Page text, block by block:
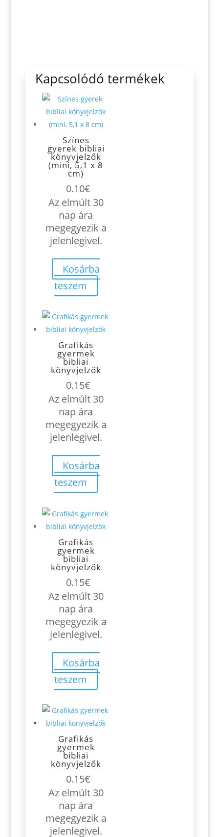
Kapcsolódó termékek
Színes
gyerek bibliai
könyvjelzők
(mini, 5,1 x 8
cm)
0.10€
Az elmúlt 30
nap ára
megegyezik a
jelenlegivel.
Kosárba
teszem
Grafikás
gyermek
bibliai
könyvjelzők
0.15€
Az elmúlt 30
nap ára
megegyezik a
jelenlegivel.
Kosárba
teszem
Grafikás
gyermek
bibliai
könyvjelzők
0.15€
Az elmúlt 30
nap ára
megegyezik a
jelenlegivel.
Kosárba
teszem
Grafikás
gyermek
bibliai
könyvjelzők
0.15€
Az elmúlt 30
nap ára
megegyezik a
jelenlegivel.